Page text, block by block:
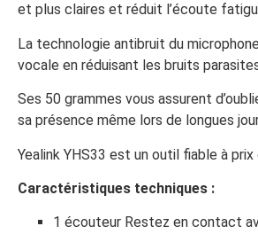
et plus claires et réduit l’écoute
La technologie antibruit du
vocale en réduisant les bruits
Ses 50 grammes vous assurent
sa présence même lors de longues
Yealink YHS33 est un outil fiable à
Caractéristiques techniques :
1 écouteur Restez en contact